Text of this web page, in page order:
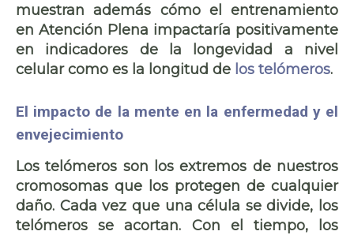
muestran además cómo el entrenamiento
en Atención Plena impactaría positivamente
en indicadores de la longevidad
a nivel
celularcomo es la longitud de los telómeros.
El impacto de la mente en la enfermedad y el
envejecimiento
Los telómeros son los extremos de nuestros
cromosomas que los protegen de cualquier
daño. Cada vez que una célula se divide, los
telómeros se acortan. Con el tiempo, los